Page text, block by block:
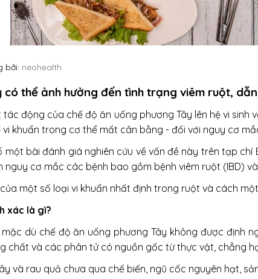
bởi: neohealth
có thể ảnh hưởng đến tình trạng viêm ruột,
động của chế độ ăn uống phương Tây lên hệ vi
khuẩn trong cơ thể mất cân bằng - đối với nguy cơ
một bài đánh giá nghiên cứu về vấn đề này trên tạp
cơ mắc các bệnh bao gồm bệnh viêm ruột (IBD) và
một số loại vi khuẩn nhất định trong ruột và cách
xác là gì?
dù chế độ ăn uống phương Tây không được định
chất và các phân tử có nguồn gốc từ thực vật, chẳng
và rau quả chưa qua chế biến, ngũ cốc nguyên hạt,